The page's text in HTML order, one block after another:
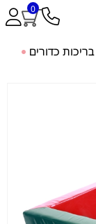
0
בריכות כדורים